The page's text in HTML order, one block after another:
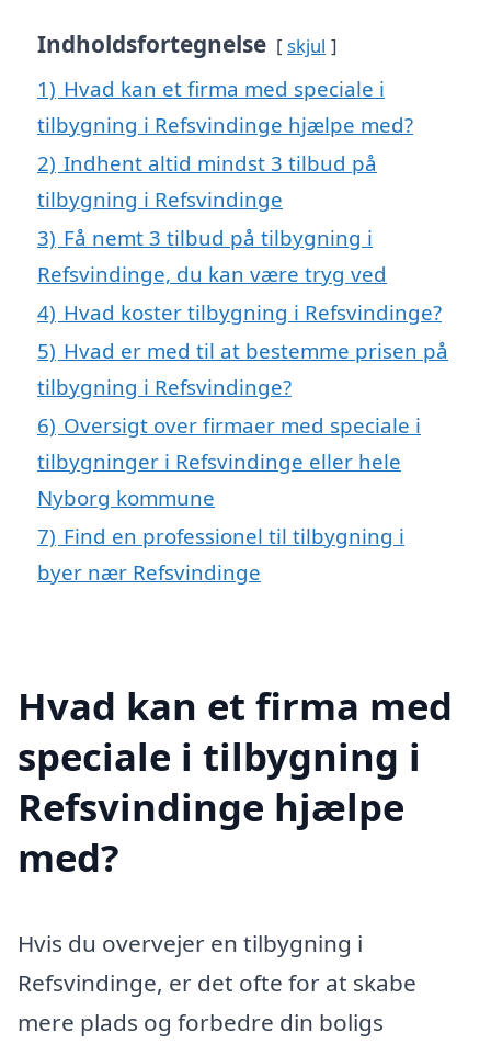
Indholdsfortegnelse skjul
1) Hvad kan et firma med speciale i
tilbygning i Refsvindinge hjælpe med?
2) Indhent altid mindst 3 tilbud på
tilbygning i Refsvindinge
3) Få nemt 3 tilbud på tilbygning i
Refsvindinge, du kan være tryg ved
4) Hvad koster tilbygning i Refsvindinge?
5) Hvad er med til at bestemme prisen på
tilbygning i Refsvindinge?
6) Oversigt over firmaer med speciale i
tilbygninger i Refsvindinge eller hele
Nyborg kommune
7) Find en professionel til tilbygning i
byer nær Refsvindinge
Hvad kan et firma med
speciale i tilbygning i
Refsvindinge hjælpe
med?
Hvis du overvejer en tilbygning i
Refsvindinge, er det ofte for at skabe
mere plads og forbedre din boligs